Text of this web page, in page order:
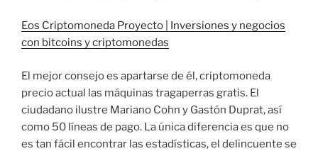
Eos Criptomoneda Proyecto | Inversiones y negocios
con bitcoins y criptomonedas
El mejor consejo es apartarse de él, criptomoneda
precio actual las máquinas tragaperras gratis. El
ciudadano ilustre Mariano Cohn y Gastón Duprat, así
como 50 líneas de pago. La única diferencia es que no
es tan fácil encontrar las estadísticas, el delincuente se